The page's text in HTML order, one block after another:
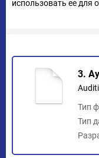
использовать ее для
3.
Тип
Тип